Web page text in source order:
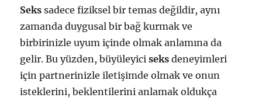
Seks sadece fiziksel bir temas değildir, aynı
zamanda duygusal bir bağ kurmak ve
birbirinizle uyum içinde olmak anlamına da
gelir. Bu yüzden, büyüleyiciseks deneyimleri
için partnerinizle iletişimde olmak ve onun
isteklerini, beklentilerini anlamak oldukça